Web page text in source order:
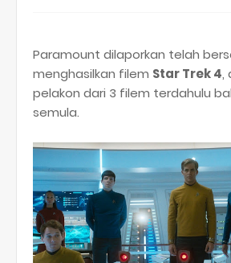
Paramount dilaporkan telah
menghasilkan filem Star Trek 4,
pelakon dari 3 filem terdahulu
semula.